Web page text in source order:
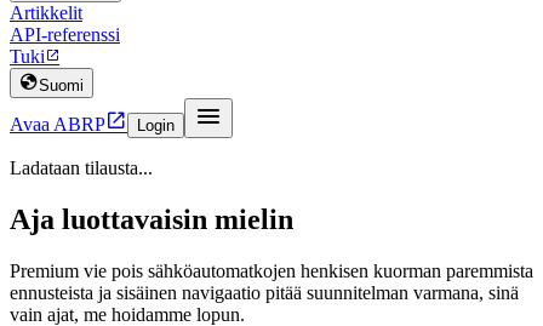
Artikkelit
API-referenssi
Tuki 
Suomi
Avaa ABRP Login 
Ladataan tilausta...
Aja luottavaisin mielin
Premium vie pois sähköautomatkojen henkisen kuorman paremmista
ennusteista ja sisäinen navigaatio pitää suunnitelman varmana, sinä
vain ajat, me hoidamme lopun.